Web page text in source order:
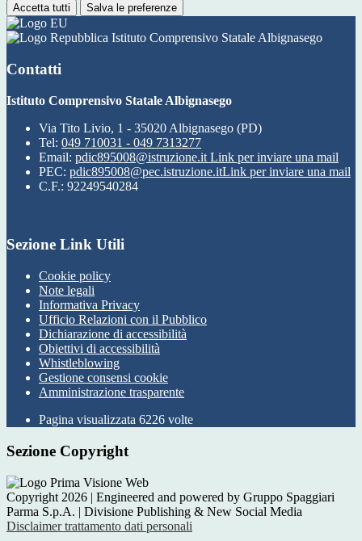
Accetta tutti Salva le preferenze
Istituto Comprensivo Statale Albignasego
Contatti
Istituto Comprensivo Statale Albignasego
Via Tito Livio, 1 - 35020 Albignasego (PD)
Tel: 049 710031 - 049 7313277
Email: pdic895008@istruzione.it Link per inviare una mail
PEC: pdic895008@pec.istruzione.itLink per inviare una mail
C.F.: 92249540284
Sezione Link Utili
Cookie policy
Note legali
Informativa Privacy
Ufficio Relazioni con il Pubblico
Dichiarazione di accessibilità
Obiettivi di accessibilità
Whistleblowing
Gestione consensi cookie
Amministrazione trasparente
Pagina visualizzata 6226 volte
Sezione Copyright
Copyright 2026 | Engineered and powered by Gruppo Spaggiari
Parma S.p.A. | Divisione Publishing & New Social Media
Disclaimer trattamento dati personali